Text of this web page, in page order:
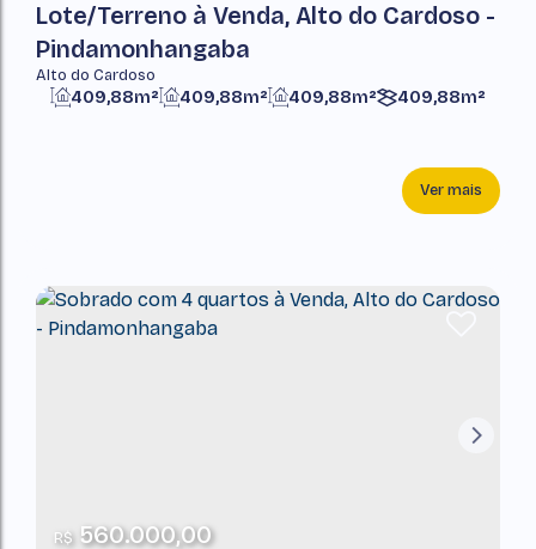
Lote/Terreno à Venda, Alto do Cardoso -
Pindamonhangaba
Alto do Cardoso
409,88m² 409,88m² 409,88m² 409,88m²
Ver mais
R$560.000,00